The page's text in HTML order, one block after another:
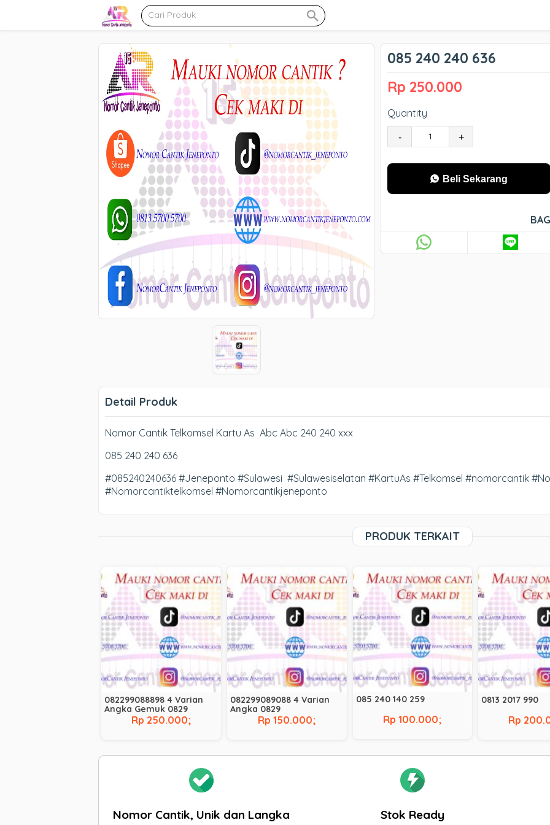
085 240 240 636
Rp 250.000
Quantity
- +
Beli Sekarang
Detail Produk
Nomor Cantik Telkomsel Kartu As Abc Abc 240 240 xxx
085 240 240 636
#085240240636 #Jeneponto #Sulawesi #Sulawesiselatan #KartuAs #Telkomsel #nomorcantik
#Nomorcantiktelkomsel #Nomorcantikjeneponto
PRODUK TERKAIT
082299088898 4 Varian
Angka Gemuk 0829
Rp 250.000;
082299089088 4 Varian
Angka 0829
Rp 150.000;
085 240 140 259
Rp 100.000;
0813 2017 990
Rp
Nomor Cantik, Unik dan Langka Stok Ready